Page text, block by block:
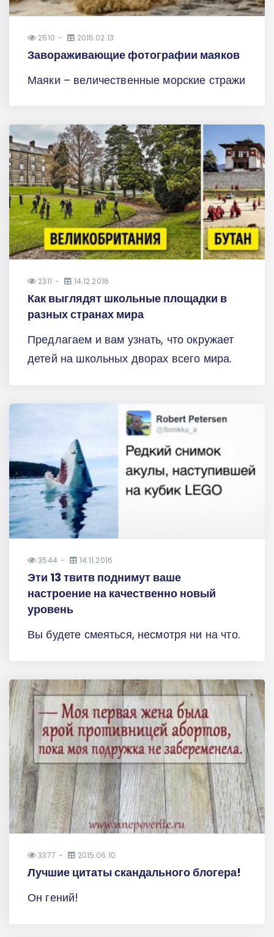
2510 2015.02.13
Завораживающие фотографии маяков
Маяки – величественные морские стражи
2311 14.12.2016
Как выглядят школьные площадки в
разных странах мира
Предлагаем и вам узнать, что окружает
детей на школьных дворах всего мира.
3544 14.11.2016
Эти 13 твитв поднимут ваше
настроение на качественно новый
уровень
Вы будете смеяться, несмотря ни на что.
3377 2015.06.10
Лучшие цитаты скандального блогера!
Он гений!